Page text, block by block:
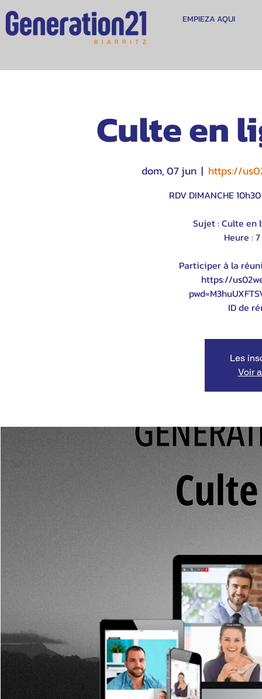
EMPIEZA AQUI
Culte en
dom, 07 jun
  |
https://
RDV DIMANCHE
Sujet : Culte en
Heure :
Participer à la
https://
ID de
Les
Voir